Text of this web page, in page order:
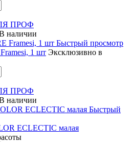
ПРОФ
наличии
Быстрый просмотр
1 шт Эксклюзивно в
ПРОФ
наличии
Быстрый
ECLECTIC малая